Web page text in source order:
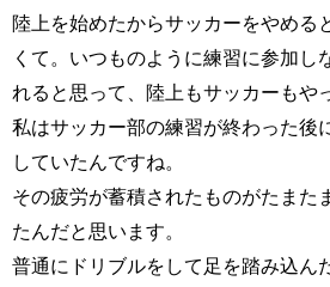
陸上を始めたからサッカーをやめる
くて。いつものように練習に参加し
れると思って、陸上もサッカーもや
私はサッカー部の練習が終わった後
していたんですね。
その疲労が蓄積されたものがたまた
たんだと思います。
普通にドリブルをして足を踏み込ん